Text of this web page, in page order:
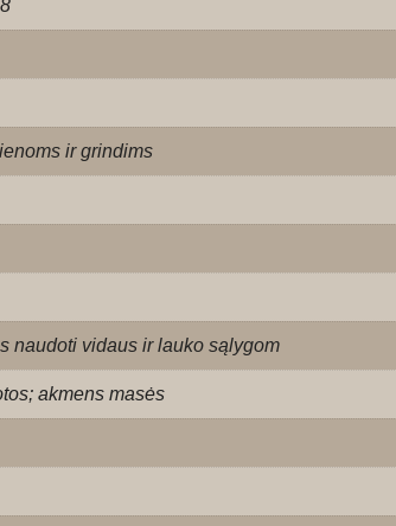
ir grindims
naudoti vidaus ir lauko sąlygom
akmens masės